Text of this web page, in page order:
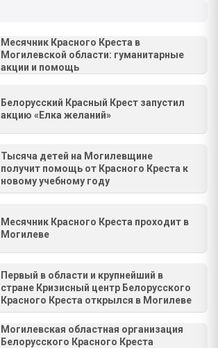
Месячник Красного Креста в
Могилевской области: гуманитарные
акции и помощь
Белорусский Красный Крест запустил
акцию «Елка желаний»
Тысяча детей на Могилевщине
получит помощь от Красного Креста к
новому учебному году
Месячник Красного Креста проходит в
Могилеве
Первый в области и крупнейший в
стране Кризисный центр Белорусского
Красного Креста открылся в Могилеве
Могилевская областная организация
Белорусского Красного Креста